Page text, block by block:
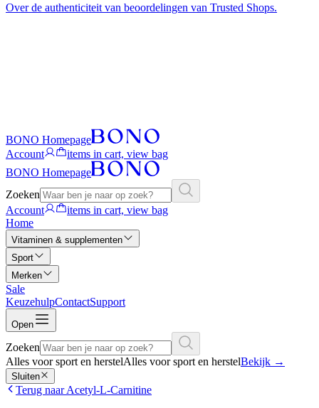
Over de authenticiteit van beoordelingen van Trusted Shops.
BONO Homepage
Account
items in cart, view bag
BONO Homepage
Zoeken
Account
items in cart, view bag
Home
Vitaminen & supplementen
Sport
Merken
Sale
KeuzehulpContactSupport
Open
Zoeken
Alles voor sport en herstelAlles voor sport en herstelBekijk →
Sluiten
Terug naar Acetyl-L-Carnitine